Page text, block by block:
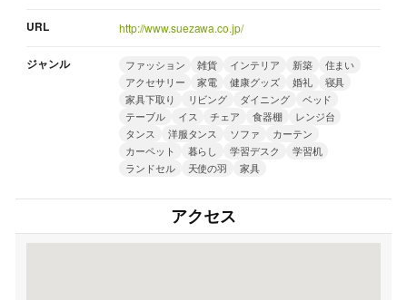
URL http://www.suezawa.co.jp/
ジャンル ファッション 雑貨 インテリア 新築
住まい
アクセサリー
家電 健康グッズ 婚礼
寝具
家具下取り
リビング ダイニング
ベッド
テーブル
イス チェア 食器棚
レンジ台
タンス
洋服タンス ソファ
カーテン
カーペット
暮らし 学習デスク
学習机
ランドセル
天使の羽 家具
アクセス